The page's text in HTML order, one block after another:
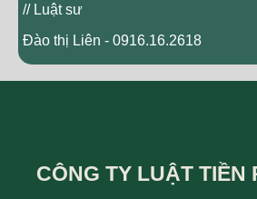
// Luật sư
Đào thị Liên - 0916.16.2618
CÔNG TY LUẬT TIỀN